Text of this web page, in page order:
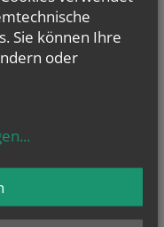
Sie können Ihre
oder
...